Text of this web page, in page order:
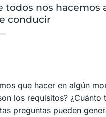
nos hacemos
conducir
que hacer en algún
los requisitos?
preguntas pueden